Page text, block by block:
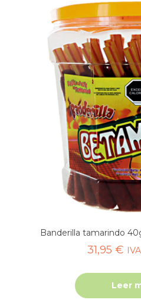
Banderilla tamarindo
31,95 €
Leer